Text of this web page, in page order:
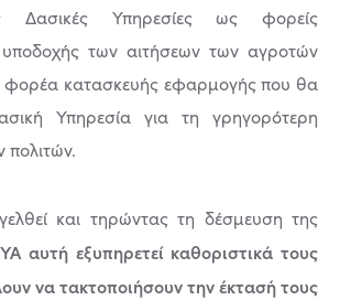
Δασικές Υπηρεσίες ως φορείς
υποδοχής των αιτήσεων των αγροτών
φορέα κατασκευής εφαρμογής που θα
Υπηρεσία για τη γρηγορότερη
πολιτών.
και τηρώντας τη δέσμευση της
αυτή εξυπηρετεί καθοριστικά τους
να τακτοποιήσουν την έκτασή τους